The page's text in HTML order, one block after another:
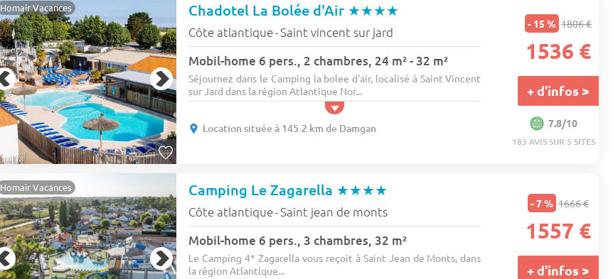
Homair Vacances Chadotel La Bolée d'Air ★★★★
Côte atlantique-Saint vincent sur jard
Mobil-home 6 pers., 2 chambres, 24 m² - 32 m²
Séjournez dans le Camping la bolee d'air, localisé à Saint Vincent
sur Jard dans la région Atlantique Nor...
Location située à 145.2 km de Damgan
- 15 % 1806 €
1536 €
+ d'infos >
7.8/10
183 AVIS SUR 5 SITES
Homair Vacances Camping Le Zagarella ★★★★
Côte atlantique-Saint jean de monts
Mobil-home 6 pers., 3 chambres, 32 m²
Le Camping 4* Zagarella vous reçoit à Saint Jean de Monts, dans
la région Atlantique...
- 7 % 1666 €
1557 €
+ d'infos >